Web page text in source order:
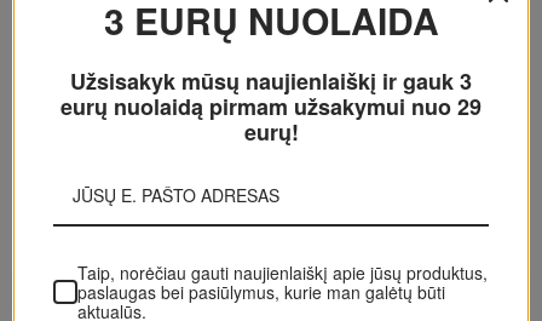
Ne
POPULIARIAUSI IŠ KATEGORIJOS:
1-7 D.
Mineral Bath Salt Vonios
druska Unisex
10.84
1-7 D.
Good Night Vonios ir dušo
priemonė Unisex
€9.38
3 EURŲ NUOLAIDA
Užsisakyk mūsų naujienlaiškį ir gauk 3 eurų
nuolaidą pirmam užsakymui nuo 29 eurų!
produktus, paslaugas bei pasiūlymus, kurie man
galėtų būti aktualūs.